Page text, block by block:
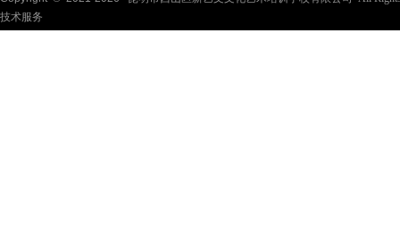
技术服务